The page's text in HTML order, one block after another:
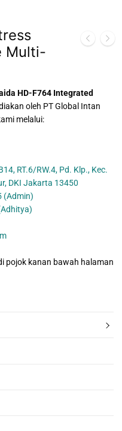
Multi-
HD-F764 Integrated
oleh PT Global Intan
melalui:
RT.6/RW.4, Pd. Klp., Kec.
DKI Jakarta 13450
(Admin)
pojok kanan bawah halaman